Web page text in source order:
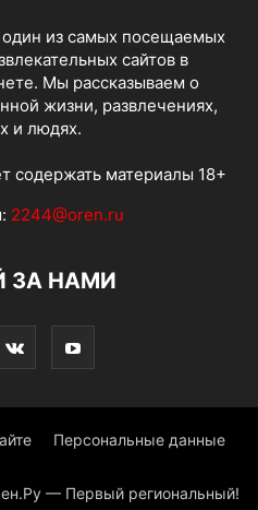
из самых посещаемых
сайтов в
Мы рассказываем о
жизни, развлечениях,
и людях.
содержать материалы 18+
2244@oren.ru
ЗА НАМИ
Персональные данные
— Первый региональный!